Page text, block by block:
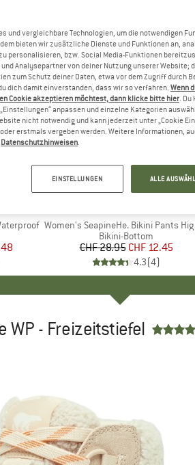
Preis
Artikel
Women's SeapineHe. Bikini Pants High Waist
Produktgruppe
Bikini-Bottom
Preis
CHF 28.95reduzierter Preis
CHF 12.45
4.3(4)
WP - Freizeitstiefel
und vergleichbare Technologien, um die notwendigen
bieten wir zusätzliche Dienste und Funktionen an,
personalisieren, bzw. Social Media-Funktionen
und Analysepartner von deiner Nutzung unserer
zum Schutz deiner Daten, etwa vor dem Zugriff durch
dich damit einverstanden, dass wir so verfahren. Wenn
Cookie akzeptieren möchtest, dann klicke bitte hier. Du
anpassen und einzelne Kategorien
nicht notwendig und kann jederzeit unter „Cookie
erstmals vergeben werden. Weitere Informationen,
Datenschutzhinweisen.
EINSTELLUNGEN ALLE